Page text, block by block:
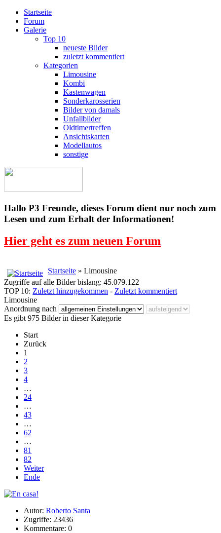
Startseite
Forum
Galerie
Top 10
neueste Bilder
zuletzt kommentiert
Kategorien
Limousine
Kombi
Kastenwagen
Sonderkarosserien
Bilder von damals
Unfallbilder
Oldtimertreffen
Ansichtskarten
Modellautos
sonstige
Hallo P3 Freunde, dieses Forum dient nur noch zum
Lesen und zum Erhalt der Informationen!
Hier geht es zum neuen Forum
Startseite » Limousine
Zugriffe auf alle Bilder bislang: 45.079.122
TOP 10: Zuletzt hinzugekommen - Zuletzt kommentiert
Limousine
Anordnung nach
Es gibt 975 Bilder in dieser Kategorie
Start
Zurück
1
2
3
4
…
24
…
43
…
62
…
81
82
Weiter
Ende
Autor: Roberto Santa
Zugriffe: 23436
Kommentare: 0